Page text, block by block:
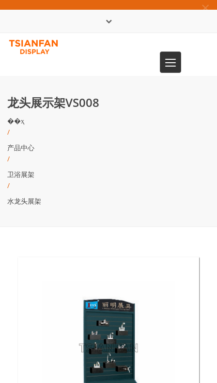
×
Toggle
navigation
龙头展示架VS008
��ҳ
/
产品中心
/
卫浴展架
/
水龙头展架